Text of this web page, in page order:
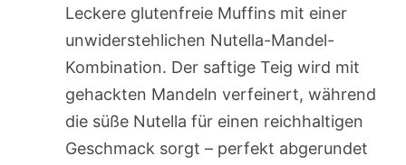
Leckere glutenfreie Muffins mit einer
unwiderstehlichen Nutella-Mandel-
Kombination. Der saftige Teig wird mit
gehackten Mandeln verfeinert, während
die süße Nutella für einen reichhaltigen
Geschmack sorgt – perfekt abgerundet